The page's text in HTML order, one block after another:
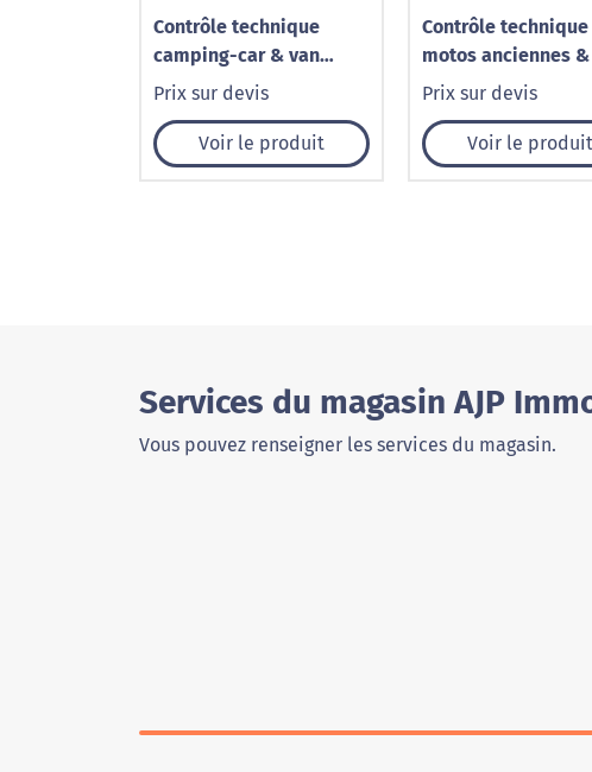
Contrôle technique
camping-car & van
aménagé à Chauny –
Prix sur devis
Voir le produit
Contrôle technique
motos anciennes
collection à Chauny
Prix sur devis
Voir le produit
Services du magasin AJP
Vous pouvez renseigner les services du magasin.